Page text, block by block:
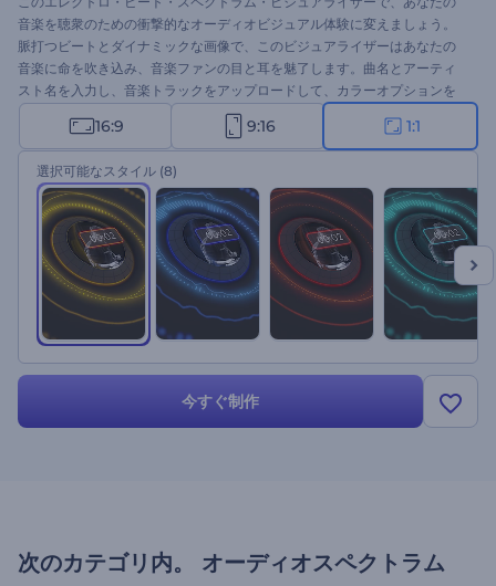
音楽を聴衆のための衝撃的なオーディオビジュアル体験に変えましょう。
脈打つビートとダイナミックな画像で、このビジュアライザーはあなたの
音楽に命を吹き込み、音楽ファンの目と耳を魅了します。曲名とアーティ
スト名を入力し、音楽トラックをアップロードして、カラーオプションを
選択すれば、このテンプレートはあなただけのものになります。ミュージ
ックビデオ、ライブパフォーマンス、SNSでの音楽プロモーションに最適
で、あなたのトラックを紹介するユニークな方法を提供しています。今す
ぐ始めよう！
16:9 9:16 1:1
選択可能なスタイル (8)
今すぐ制作
次のカテゴリ内。 オーディオスペクトラム